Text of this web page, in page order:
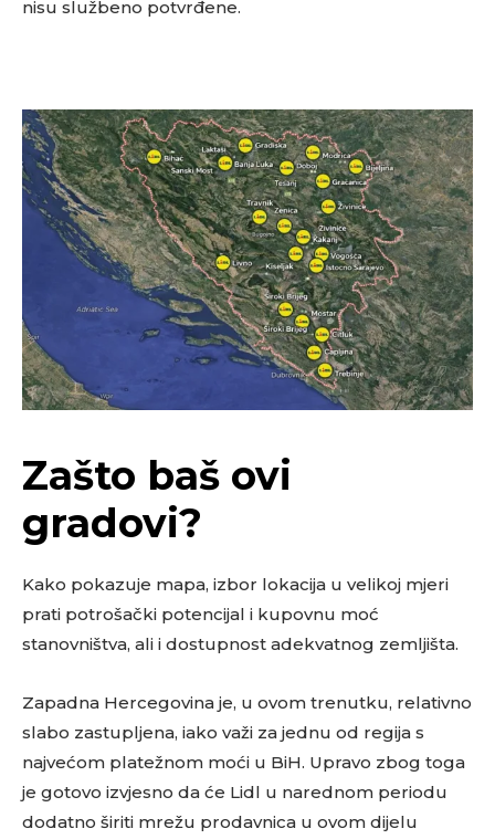
nisu službeno potvrđene.
Zašto baš ovi
gradovi?
Kako pokazuje mapa, izbor lokacija u velikoj mjeri
prati potrošački potencijal i kupovnu moć
stanovništva, ali i dostupnost adekvatnog zemljišta.
Zapadna Hercegovina je, u ovom trenutku, relativno
slabo zastupljena, iako važi za jednu od regija s
najvećom platežnom moći u BiH. Upravo zbog toga
je gotovo izvjesno da će Lidl u narednom periodu
dodatno širiti mrežu prodavnica u ovom dijelu